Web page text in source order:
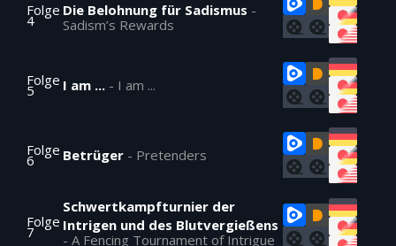
Folge
4
Die Belohnung für Sadismus -
Sadism’s Rewards
Folge
5 I am ... - I am ...
Folge
6 Betrüger - Pretenders
Folge
7
Schwertkampfturnier der
Intrigen und des Blutvergießens
- A Fencing Tournament of Intrigue